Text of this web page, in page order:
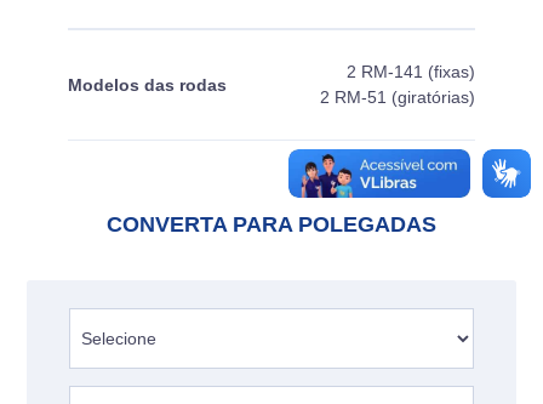
Modelos das rodas
2 RM-141 (fixas)
2 RM-51 (giratórias)
CONVERTA PARA POLEGADAS